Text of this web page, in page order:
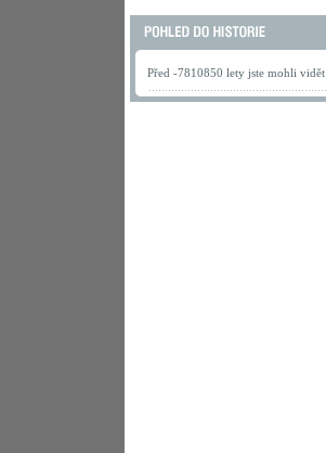
Před -7810850 lety jste mohli vidět .